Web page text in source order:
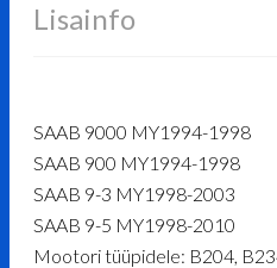
Lisainfo
SAAB 9000 MY1994-1998
SAAB 900 MY1994-1998
SAAB 9-3 MY1998-2003
SAAB 9-5 MY1998-2010
Mootori tüüpidele: B204,